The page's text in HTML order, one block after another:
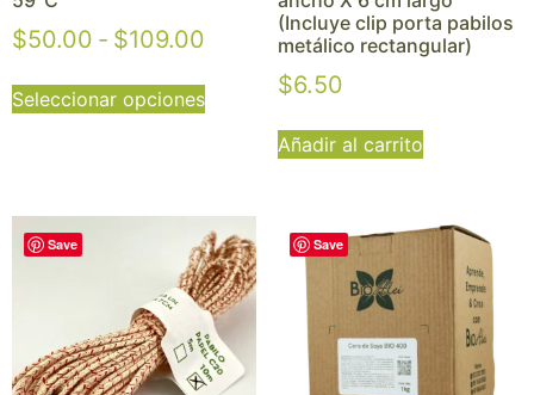
$50.00 - $109.00
Seleccionar opciones
(Incluye clip porta pabilos
metálico rectangular)
$6.50
Añadir al carrito
Save Save